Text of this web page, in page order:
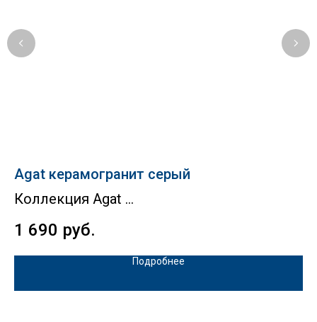
Agat керамогранит серый
Коллекция Agat
1 690 руб.
Подробнее